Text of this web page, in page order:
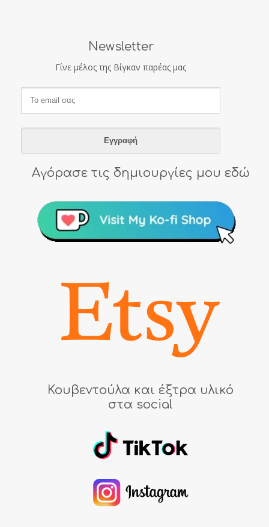
Newsletter
Γίνε μέλος της Βίγκαν παρέας μας
Αγόρασε τις δημιουργίες μου εδώ
Κουβεντούλα και έξτρα υλικό
στα social